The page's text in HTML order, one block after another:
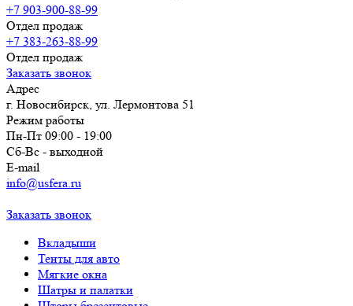
+7 903-900-88-99
Отдел продаж
+7 383-263-88-99
Отдел продаж
Заказать звонок
Адрес
г. Новосибирск, ул. Лермонтова 51
Режим работы
Пн-Пт 09:00 - 19:00
Сб-Вс - выходной
E-mail
info@usfera.ru
Заказать звонок
Вкладыши
Тенты для авто
Мягкие окна
Шатры и палатки